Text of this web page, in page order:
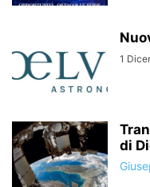
1
di